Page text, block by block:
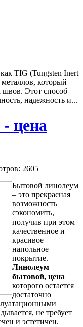
TIG (Tungsten Inert
который
швов. Этот способ
надежность и...
цена
2605
Бытовой линолеум
– это прекрасная
возможность
сэкономить,
получив при этом
качественное и
красивое
напольное
покрытие.
Линолеум
бытовой, цена
которого остается
достаточно
не требует
и эстетичен.